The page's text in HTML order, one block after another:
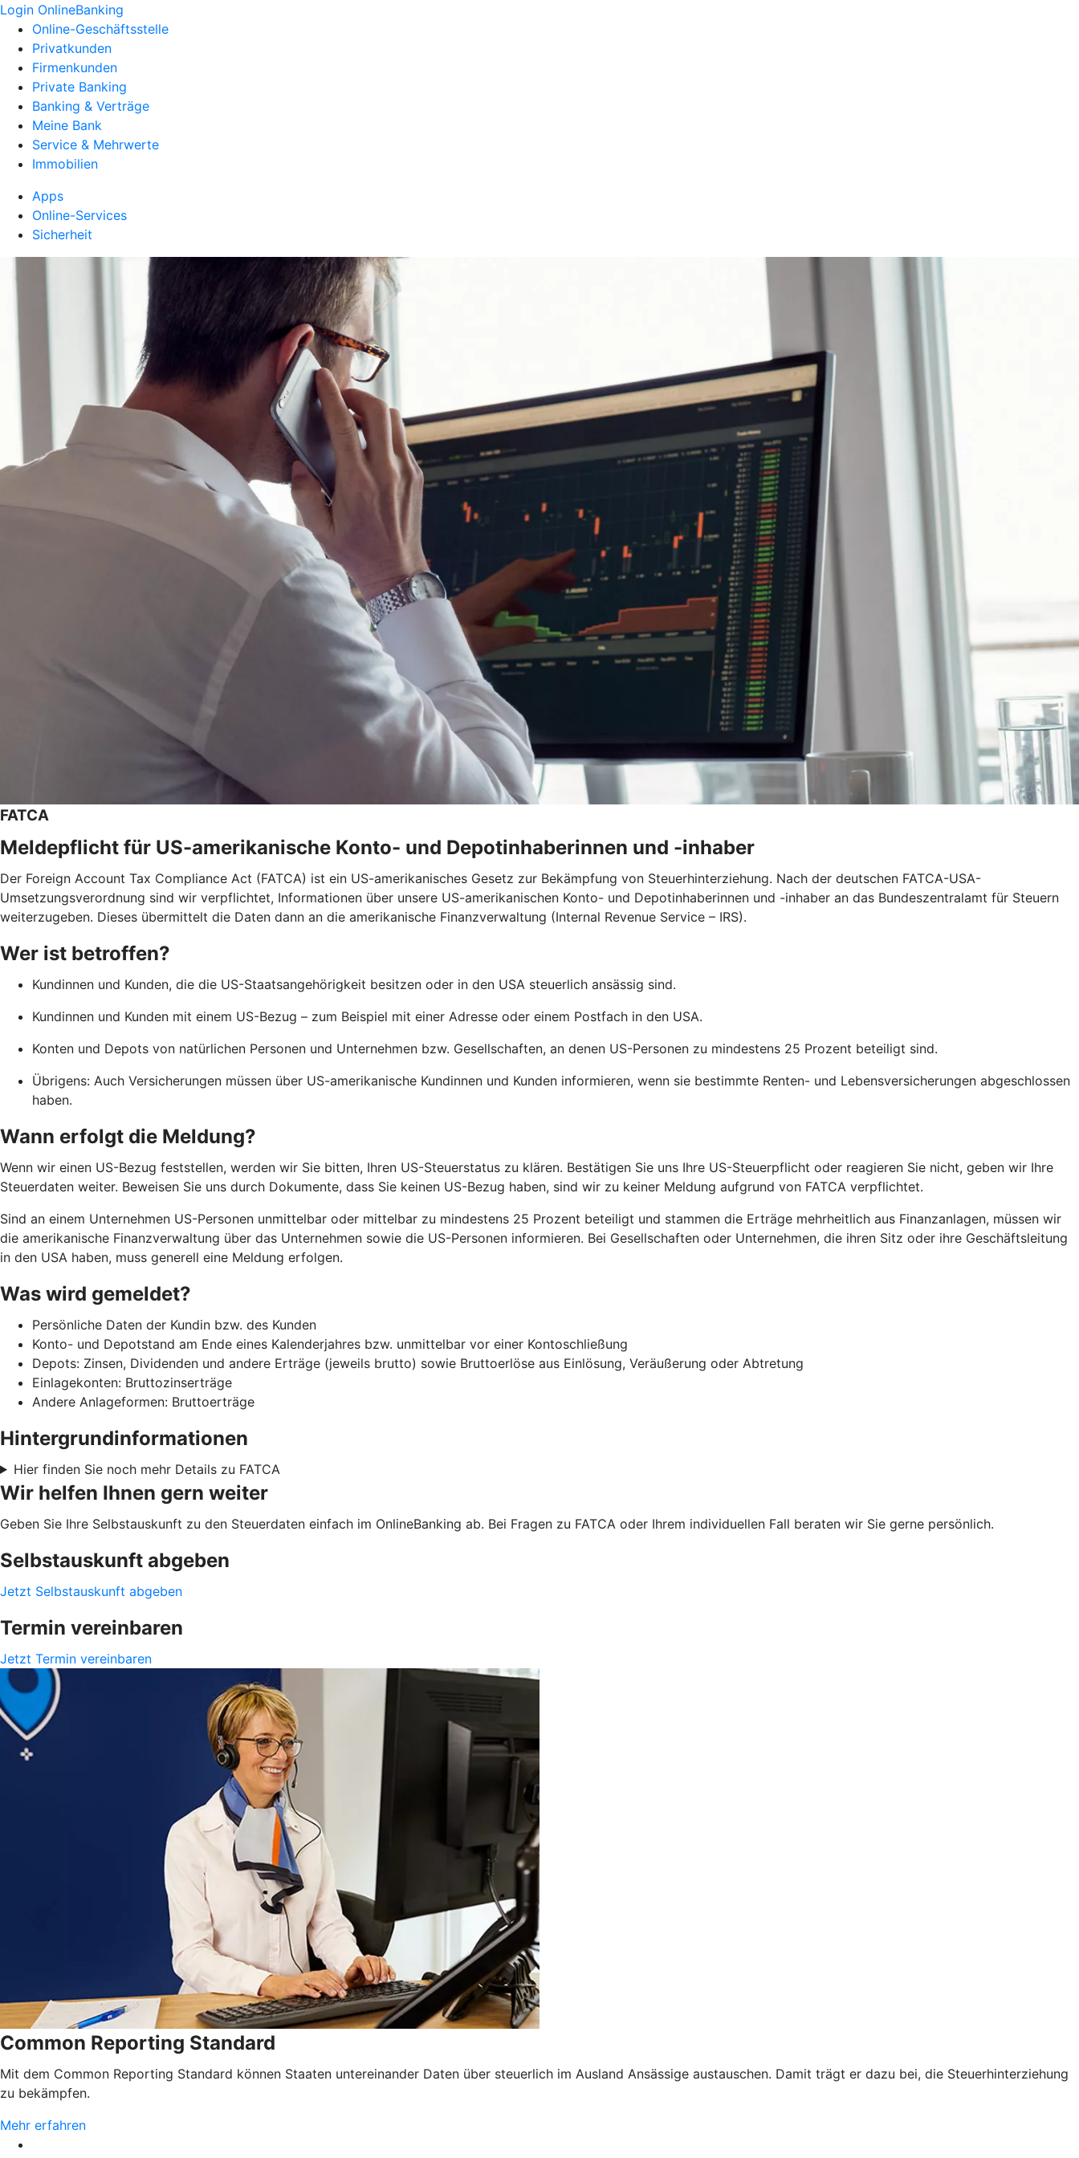
Login OnlineBanking
Online-Geschäftsstelle
Privatkunden
Firmenkunden
Private Banking
Banking & Verträge
Meine Bank
Service & Mehrwerte
Immobilien
Apps
Online-Services
Sicherheit
FATCA
Meldepflicht für US-amerikanische Konto- und Depotinhaberinnen und -inhaber
Der Foreign Account Tax Compliance Act (FATCA) ist ein US-amerikanisches Gesetz zur Bekämpfung von Steuerhinterziehung. Nach der deutschen FATCA-USA-
Umsetzungsverordnung sind wir verpflichtet, Informationen über unsere US-amerikanischen Konto- und Depotinhaberinnen und -inhaber an das Bundeszentralamt für Steuern
weiterzugeben. Dieses übermittelt die Daten dann an die amerikanische Finanzverwaltung (Internal Revenue Service – IRS).
Wer ist betroffen?
Kundinnen und Kunden, die die US-Staatsangehörigkeit besitzen oder in den USA steuerlich ansässig sind.
Kundinnen und Kunden mit einem US-Bezug – zum Beispiel mit einer Adresse oder einem Postfach in den USA.
Konten und Depots von natürlichen Personen und Unternehmen bzw. Gesellschaften, an denen US-Personen zu mindestens 25 Prozent beteiligt sind.
Übrigens: Auch Versicherungen müssen über US-amerikanische Kundinnen und Kunden informieren, wenn sie bestimmte Renten- und Lebensversicherungen abgeschlossen
haben.
Wann erfolgt die Meldung?
Wenn wir einen US-Bezug feststellen, werden wir Sie bitten, Ihren US-Steuerstatus zu klären. Bestätigen Sie uns Ihre US-Steuerpflicht oder reagieren Sie nicht, geben wir Ihre
Steuerdaten weiter. Beweisen Sie uns durch Dokumente, dass Sie keinen US-Bezug haben, sind wir zu keiner Meldung aufgrund von FATCA verpflichtet.
Sind an einem Unternehmen US-Personen unmittelbar oder mittelbar zu mindestens 25 Prozent beteiligt und stammen die Erträge mehrheitlich aus Finanzanlagen, müssen wir
die amerikanische Finanzverwaltung über das Unternehmen sowie die US-Personen informieren. Bei Gesellschaften oder Unternehmen, die ihren Sitz oder ihre Geschäftsleitung
in den USA haben, muss generell eine Meldung erfolgen.
Was wird gemeldet?
Persönliche Daten der Kundin bzw. des Kunden
Konto- und Depotstand am Ende eines Kalenderjahres bzw. unmittelbar vor einer Kontoschließung
Depots: Zinsen, Dividenden und andere Erträge (jeweils brutto) sowie Bruttoerlöse aus Einlösung, Veräußerung oder Abtretung
Einlagekonten: Bruttozinserträge
Andere Anlageformen: Bruttoerträge
Hintergrundinformationen
Hier finden Sie noch mehr Details zu FATCA
Wir helfen Ihnen gern weiter
Geben Sie Ihre Selbstauskunft zu den Steuerdaten einfach im OnlineBanking ab. Bei Fragen zu FATCA oder Ihrem individuellen Fall beraten wir Sie gerne persönlich.
Selbstauskunft abgeben
Jetzt Selbstauskunft abgeben
Termin vereinbaren
Jetzt Termin vereinbaren
Common Reporting Standard
Mit dem Common Reporting Standard können Staaten untereinander Daten über steuerlich im Ausland Ansässige austauschen. Damit trägt er dazu bei, die Steuerhinterziehung
zu bekämpfen.
Mehr erfahren